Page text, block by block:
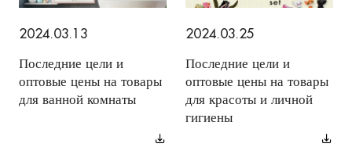
2024.03.13
Последние цели и
оптовые цены на товары
для ванной комнаты
2024.03.25
Последние цели и
оптовые цены на товары
для красоты и личной
гигиены